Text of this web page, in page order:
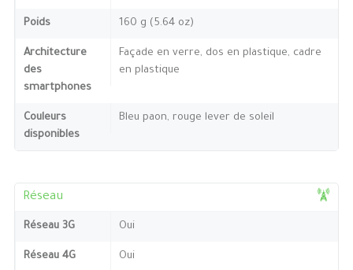
Poids 160 g (5.64 oz)
Architecture
des
smartphones
Façade en verre, dos en plastique, cadre
en plastique
Couleurs
disponibles
Bleu paon, rouge lever de soleil
Réseau
Réseau 3G Oui
Réseau 4G Oui